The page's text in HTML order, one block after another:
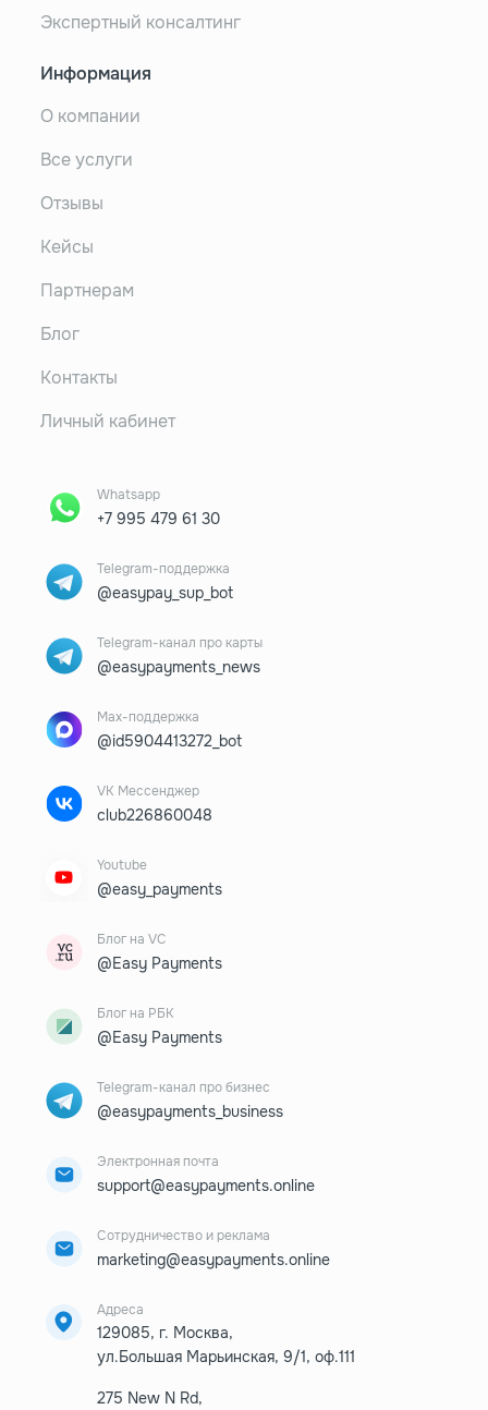
Экспертный консалтинг
Информация
О компании
Все услуги
Отзывы
Кейсы
Партнерам
Блог
Контакты
Личный кабинет
Whatsapp
+7 995 479 61 30
Telegram-поддержка
@easypay_sup_bot
Telegram-канал про карты
@easypayments_news
Max-поддержка
@id5904413272_bot
VK Мессенджер
club226860048
Youtube
@easy_payments
Блог на VC
@Easy Payments
Блог на РБК
@Easy Payments
Telegram-канал про бизнес
@easypayments_business
Электронная почта
support@easypayments.online
Сотрудничество и реклама
marketing@easypayments.online
Адреса
129085, г. Москва,
ул.Большая Марьинская, 9/1, оф.111
275 New N Rd,